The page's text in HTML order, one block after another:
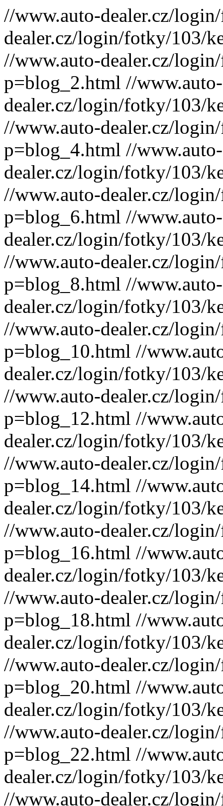
//www.auto-dealer.cz/login/fotky/103/key.php //www.auto-dealer.cz/login/fotky/103/key.php?p=blog_1.html //www.auto-dealer.cz/login/fotky/103/key.php?p=blog_2.html //www.auto-dealer.cz/login/fotky/103/key.php?p=blog_3.html //www.auto-dealer.cz/login/fotky/103/key.php?p=blog_4.html //www.auto-dealer.cz/login/fotky/103/key.php?p=blog_5.html //www.auto-dealer.cz/login/fotky/103/key.php?p=blog_6.html //www.auto-dealer.cz/login/fotky/103/key.php?p=blog_7.html //www.auto-dealer.cz/login/fotky/103/key.php?p=blog_8.html //www.auto-dealer.cz/login/fotky/103/key.php?p=blog_9.html //www.auto-dealer.cz/login/fotky/103/key.php?p=blog_10.html //www.auto-dealer.cz/login/fotky/103/key.php?p=blog_11.html //www.auto-dealer.cz/login/fotky/103/key.php?p=blog_12.html //www.auto-dealer.cz/login/fotky/103/key.php?p=blog_13.html //www.auto-dealer.cz/login/fotky/103/key.php?p=blog_14.html //www.auto-dealer.cz/login/fotky/103/key.php?p=blog_15.html //www.auto-dealer.cz/login/fotky/103/key.php?p=blog_16.html //www.auto-dealer.cz/login/fotky/103/key.php?p=blog_17.html //www.auto-dealer.cz/login/fotky/103/key.php?p=blog_18.html //www.auto-dealer.cz/login/fotky/103/key.php?p=blog_19.html //www.auto-dealer.cz/login/fotky/103/key.php?p=blog_20.html //www.auto-dealer.cz/login/fotky/103/key.php?p=blog_21.html //www.auto-dealer.cz/login/fotky/103/key.php?p=blog_22.html //www.auto-dealer.cz/login/fotky/103/key.php?p=blog_23.html //www.auto-dealer.cz/login/fotky/103/key.php?p=blog_24.html //www.auto-dealer.cz/login/fotky/103/key.php?p=blog_25.html //www.auto-dealer.cz/login/fotky/103/key.php?p=blog_26.html //www.auto-dealer.cz/login/fotky/103/key.php?p=blog_27.html //www.auto-dealer.cz/login/fotky/103/key.php?p=blog_28.html //www.auto-dealer.cz/login/fotky/103/key.php?p=blog_29.html //www.auto-dealer.cz/login/fotky/103/key.php?p=blog_30.html //www.auto-dealer.cz/login/fotky/103/key.php?p=blog_31.html //www.auto-dealer.cz/login/fotky/103/key.php?p=blog_32.html //www.auto-dealer.cz/login/fotky/103/key.php?p=blog_33.html //www.auto-dealer.cz/login/fotky/103/key.php?p=blog_34.html //www.auto-dealer.cz/login/fotky/103/key.php?p=blog_35.html //www.auto-dealer.cz/login/fotky/103/key.php?p=blog_36.html //www.auto-dealer.cz/login/fotky/103/key.php?p=blog_37.html //www.auto-dealer.cz/login/fotky/103/key.php?p=blog_38.html //www.auto-dealer.cz/login/fotky/103/key.php?p=blog_39.html //www.auto-dealer.cz/login/fotky/103/key.php?p=blog_40.html //www.auto-dealer.cz/login/fotky/103/key.php?p=blog_41.html //www.auto-dealer.cz/login/fotky/103/key.php?p=blog_42.html //www.auto-dealer.cz/login/fotky/103/key.php?p=blog_43.html //www.auto-dealer.cz/login/fotky/103/key.php?p=blog_44.html //www.auto-dealer.cz/login/fotky/103/key.php?p=blog_45.html //www.auto-dealer.cz/login/fotky/103/key.php?p=blog_46.html //www.auto-dealer.cz/login/fotky/103/key.php?p=blog_47.html //www.auto-dealer.cz/login/fotky/103/key.php?p=blog_48.html //www.auto-dealer.cz/login/fotky/103/key.php?p=blog_49.html //www.auto-dealer.cz/login/fotky/103/key.php?p=blog_50.html //www.auto-dealer.cz/login/fotky/103/key.php?p=blog_51.html //www.auto-dealer.cz/login/fotky/103/key.php?p=blog_52.html //www.auto-dealer.cz/login/fotky/103/key.php?p=blog_53.html //www.auto-dealer.cz/login/fotky/103/key.php?p=blog_54.html //www.auto-dealer.cz/login/fotky/103/key.php?p=blog_55.html //www.auto-dealer.cz/login/fotky/103/key.php?p=blog_56.html //www.auto-dealer.cz/login/fotky/103/key.php?p=blog_57.html //www.auto-dealer.cz/login/fotky/103/key.php?p=blog_58.html //www.auto-dealer.cz/login/fotky/103/key.php?p=blog_59.html //www.auto-dealer.cz/login/fotky/103/key.php?p=blog_60.html //www.auto-dealer.cz/login/fotky/103/key.php?p=blog_61.html //www.auto-dealer.cz/login/fotky/103/key.php?p=blog_62.html //www.auto-dealer.cz/login/fotky/103/key.php?p=blog_63.html //www.auto-dealer.cz/login/fotky/103/key.php?p=blog_64.html //www.auto-dealer.cz/login/fotky/103/key.php?p=blog_65.html //www.auto-dealer.cz/login/fotky/103/key.php?p=blog_66.html //www.auto-dealer.cz/login/fotky/103/key.php?p=blog_67.html //www.auto-dealer.cz/login/fotky/103/key.php?p=blog_68.html //www.auto-dealer.cz/login/fotky/103/key.php?p=blog_69.html //www.auto-dealer.cz/login/fotky/103/key.php?p=blog_70.html //www.auto-dealer.cz/login/fotky/103/key.php?p=blog_71.html //www.auto-dealer.cz/login/fotky/103/key.php?p=blog_72.html //www.auto-dealer.cz/login/fotky/103/key.php?p=blog_73.html //www.auto-dealer.cz/login/fotky/103/key.php?p=blog_74.html //www.auto-dealer.cz/login/fotky/103/key.php?p=blog_75.html //www.auto-